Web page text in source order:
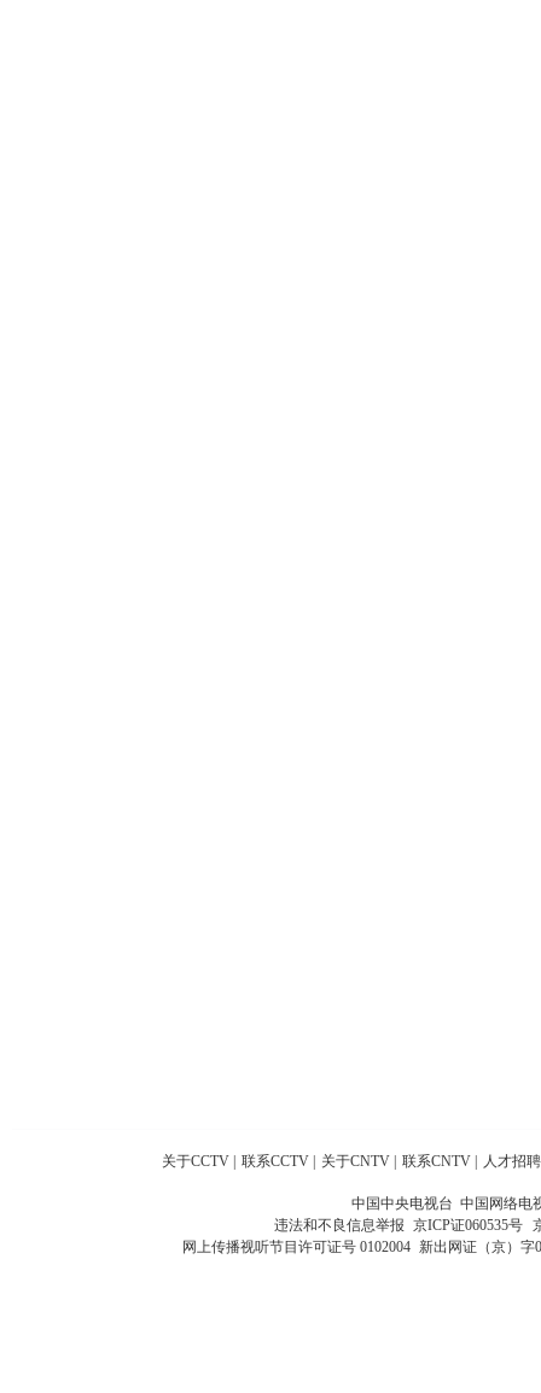
关于CCTV 联系CCTV 关于CNTV 联系CNTV 人才招聘
中国中央电视台 中国网络电
违法和不良信息举报 京ICP证060535号
网上传播视听节目许可证号 0102004 新出网证（京）